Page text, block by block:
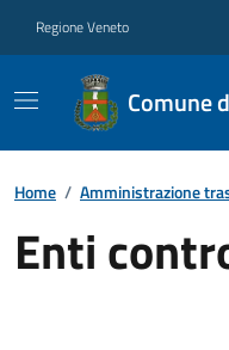
Regione Veneto
Comune
Home / Amministrazione
Enti